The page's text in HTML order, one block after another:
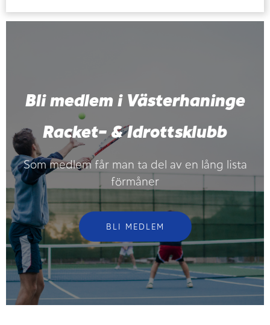
Bli medlem i Västerhaninge
Racket- & Idrottsklubb
Som medlem får man ta del av en lång lista
förmåner
BLI MEDLEM